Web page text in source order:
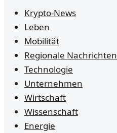
Krypto-News
Leben
Mobilität
Regionale Nachrichten
Technologie
Unternehmen
Wirtschaft
Wissenschaft
Energie